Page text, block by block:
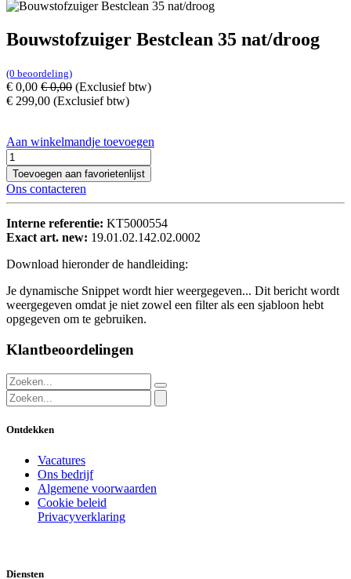
Bouwstofzuiger Bestclean 35 nat/droog
(0 beoordeling)
€ 0,00 €0,00 (Exclusief btw)
€ 299,00 (Exclusief btw)
Aan winkelmandje toevoegen
Toevoegen aan favorietenlijst
Ons contacteren
Interne referentie: KT5000554
Exact art. new: 19.01.02.142.02.0002
Download hieronder de handleiding:
Je dynamische Snippet wordt hier weergegeven... Dit bericht wordt
weergegeven omdat je niet zowel een filter als een sjabloon hebt
opgegeven om te gebruiken.
Klantbeoordelingen
Ontdekken
Vacatures
Ons bedrijf
Algemene voorwaarden
Cookie beleid
Privacyverklaring
Diensten